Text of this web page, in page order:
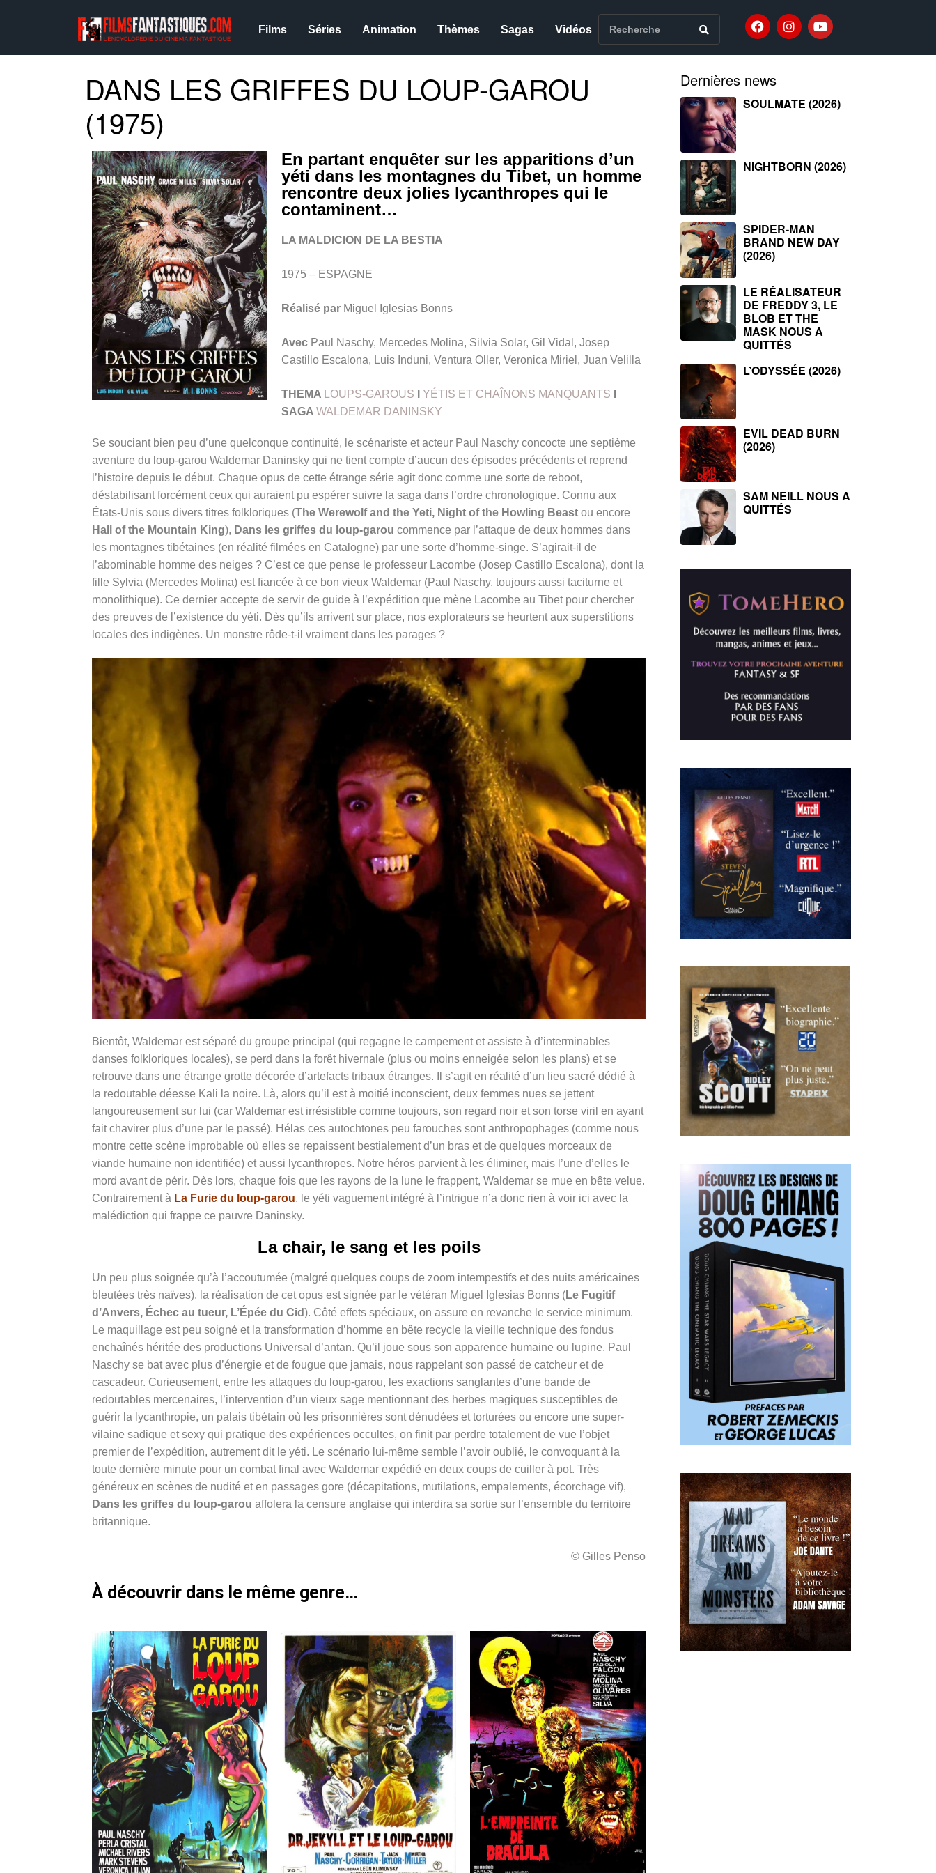
Films Séries Animation Thèmes Sagas Vidéos
DANS LES GRIFFES DU LOUP-GAROU
(1975)
En partant enquêter sur les apparitions d’un
yéti dans les montagnes du Tibet, un homme
rencontre deux jolies lycanthropes qui le
contaminent…
LA MALDICION DE LA BESTIA
1975 – ESPAGNE
Réalisé par Miguel Iglesias Bonns
Avec Paul Naschy, Mercedes Molina, Silvia Solar, Gil Vidal, Josep
Castillo Escalona, Luis Induni, Ventura Oller, Veronica Miriel, Juan Velilla
THEMA LOUPS-GAROUS YÉTIS ET CHAÎNONS MANQUANTS
SAGA WALDEMAR DANINSKY
Se souciant bien peu d’une quelconque continuité, le scénariste et acteur Paul Naschy concocte une septième
aventure du loup-garou Waldemar Daninsky qui ne tient compte d’aucun des épisodes précédents et reprend
l’histoire depuis le début. Chaque opus de cette étrange série agit donc comme une sorte de reboot,
déstabilisant forcément ceux qui auraient pu espérer suivre la saga dans l’ordre chronologique. Connu aux
États-Unis sous divers titres folkloriques (The Werewolf and the Yeti, Night of the Howling Beast ou encore
Hall of the Mountain King), Dans les griffes du loup-garou commence par l’attaque de deux hommes dans
les montagnes tibétaines (en réalité filmées en Catalogne) par une sorte d’homme-singe. S’agirait-il de
l’abominable homme des neiges ? C’est ce que pense le professeur Lacombe (Josep Castillo Escalona), dont la
fille Sylvia (Mercedes Molina) est fiancée à ce bon vieux Waldemar (Paul Naschy, toujours aussi taciturne et
monolithique). Ce dernier accepte de servir de guide à l’expédition que mène Lacombe au Tibet pour chercher
des preuves de l’existence du yéti. Dès qu’ils arrivent sur place, nos explorateurs se heurtent aux superstitions
locales des indigènes. Un monstre rôde-t-il vraiment dans les parages ?
Bientôt, Waldemar est séparé du groupe principal (qui regagne le campement et assiste à d’interminables
danses folkloriques locales), se perd dans la forêt hivernale (plus ou moins enneigée selon les plans) et se
retrouve dans une étrange grotte décorée d’artefacts tribaux étranges. Il s’agit en réalité d’un lieu sacré dédié à
la redoutable déesse Kali la noire. Là, alors qu’il est à moitié inconscient, deux femmes nues se jettent
langoureusement sur lui (car Waldemar est irrésistible comme toujours, son regard noir et son torse viril en ayant
fait chavirer plus d’une par le passé). Hélas ces autochtones peu farouches sont anthropophages (comme nous
montre cette scène improbable où elles se repaissent bestialement d’un bras et de quelques morceaux de
viande humaine non identifiée) et aussi lycanthropes. Notre héros parvient à les éliminer, mais l’une d’elles le
mord avant de périr. Dès lors, chaque fois que les rayons de la lune le frappent, Waldemar se mue en bête velue.
Contrairement à La Furie du loup-garou, le yéti vaguement intégré à l’intrigue n’a donc rien à voir ici avec la
malédiction qui frappe ce pauvre Daninsky.
La chair, le sang et les poils
Un peu plus soignée qu’à l’accoutumée (malgré quelques coups de zoom intempestifs et des nuits américaines
bleutées très naïves), la réalisation de cet opus est signée par le vétéran Miguel Iglesias Bonns (Le Fugitif
d’Anvers, Échec au tueur, L’Épée du Cid). Côté effets spéciaux, on assure en revanche le service minimum.
Le maquillage est peu soigné et la transformation d’homme en bête recycle la vieille technique des fondus
enchaînés héritée des productions Universal d’antan. Qu’il joue sous son apparence humaine ou lupine, Paul
Naschy se bat avec plus d’énergie et de fougue que jamais, nous rappelant son passé de catcheur et de
cascadeur. Curieusement, entre les attaques du loup-garou, les exactions sanglantes d’une bande de
redoutables mercenaires, l’intervention d’un vieux sage mentionnant des herbes magiques susceptibles de
guérir la lycanthropie, un palais tibétain où les prisonnières sont dénudées et torturées ou encore une super-
vilaine sadique et sexy qui pratique des expériences occultes, on finit par perdre totalement de vue l’objet
premier de l’expédition, autrement dit le yéti. Le scénario lui-même semble l’avoir oublié, le convoquant à la
toute dernière minute pour un combat final avec Waldemar expédié en deux coups de cuiller à pot. Très
généreux en scènes de nudité et en passages gore (décapitations, mutilations, empalements, écorchage vif),
Dans les griffes du loup-garou affolera la censure anglaise qui interdira sa sortie sur l’ensemble du territoire
britannique.
© Gilles Penso
À découvrir dans le même genre…
Dernières news
SOULMATE (2026)
NIGHTBORN (2026)
SPIDER-MAN
BRAND NEW DAY
(2026)
LE RÉALISATEUR
DE FREDDY 3, LE
BLOB ET THE
MASK NOUS A
QUITTÉS
L’ODYSSÉE (2026)
EVIL DEAD BURN
(2026)
SAM NEILL NOUS A
QUITTÉS